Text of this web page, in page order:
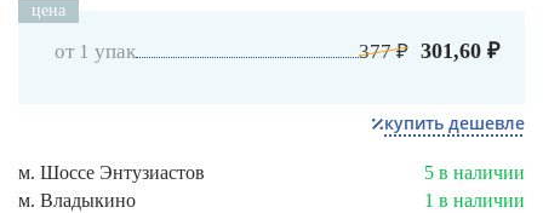
цена
от 1 упак 377 ₽ 301,60 ₽
купить дешевле
м. Шоссе Энтузиастов
5 в наличии
м. Владыкино
1 в наличии